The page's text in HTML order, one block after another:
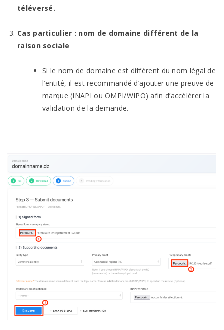
téléversé.
Cas particulier : nom de domaine différent de la
raison sociale
Si le nom de domaine est différent du nom légal de
l’entité, il est recommandé d’ajouter une preuve de
marque (INAPI ou OMPI/WIPO) afin d’accélérer la
validation de la demande.